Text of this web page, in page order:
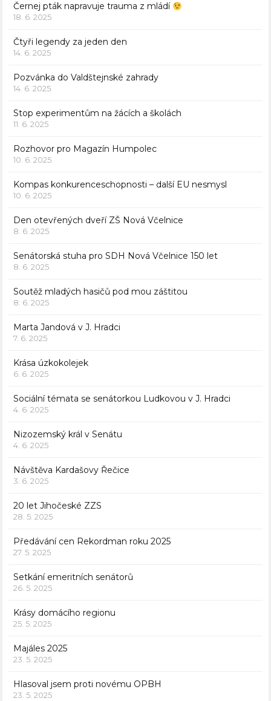
Černej pták napravuje trauma z mládí
18. 6. 2025
Čtyři legendy za jeden den
14. 6. 2025
Pozvánka do Valdštejnské zahrady
14. 6. 2025
Stop experimentům na žácích a školách
11. 6. 2025
Rozhovor pro Magazín Humpolec
10. 6. 2025
Kompas konkurenceschopnosti – další EU nesmysl
10. 6. 2025
Den otevřených dveří ZŠ Nová Včelnice
8. 6. 2025
Senátorská stuha pro SDH Nová Včelnice 150 let
8. 6. 2025
Soutěž mladých hasičů pod mou záštitou
8. 6. 2025
Marta Jandová v J. Hradci
7. 6. 2025
Krása úzkokolejek
6. 6. 2025
Sociální témata se senátorkou Ludkovou v J. Hradci
4. 6. 2025
Nizozemský král v Senátu
4. 6. 2025
Návštěva Kardašovy Řečice
3. 6. 2025
20 let Jihočeské ZZS
28. 5. 2025
Předávání cen Rekordman roku 2025
27. 5. 2025
Setkání emeritních senátorů
26. 5. 2025
Krásy domácího regionu
25. 5. 2025
Majáles 2025
23. 5. 2025
Hlasoval jsem proti novému OPBH
23. 5. 2025